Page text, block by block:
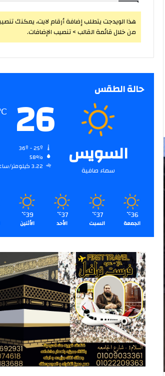
هذا الويدجت يتطلب إضافة أرقام لايت، يمكنك
من خلال قائمة القالب > تنصيب الإضافات.
حالة الطقس
السويس
سماء صافية
26
58%
3.22 كيلومتر/ساعة
36
℃
الجمعة
37
℃
السبت
37
℃
الأحد
39
℃
الأثنين